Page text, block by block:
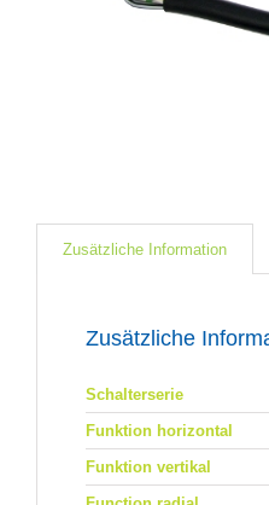
Zusätzliche Information
Zusätzliche
Schalterserie
Funktion horizontal
Funktion vertikal